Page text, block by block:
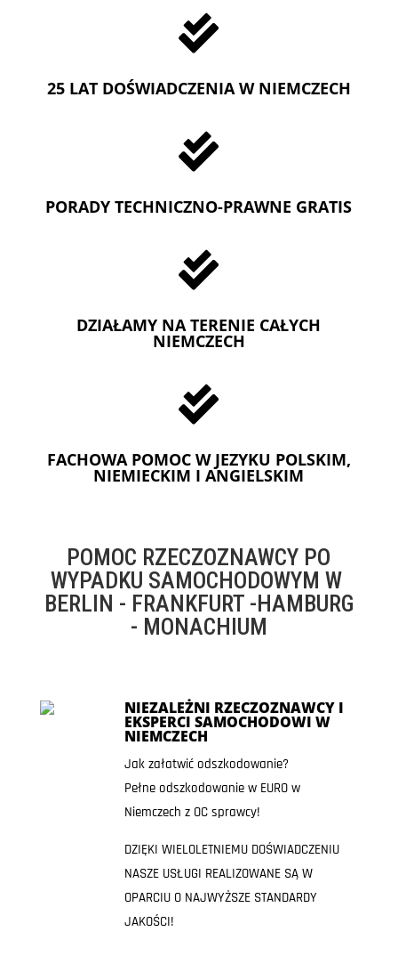

25 LAT DOŚWIADCZENIA W NIEMCZECH

PORADY TECHNICZNO-PRAWNE GRATIS

DZIAŁAMY NA TERENIE CAŁYCH
NIEMCZECH

FACHOWA POMOC W JEZYKU POLSKIM,
NIEMIECKIM I ANGIELSKIM
POMOC RZECZOZNAWCY PO
WYPADKU SAMOCHODOWYM W
BERLIN - FRANKFURT -HAMBURG
- MONACHIUM
NIEZALEŻNI RZECZOZNAWCY I
EKSPERCI SAMOCHODOWI W
NIEMCZECH
Jak załatwić odszkodowanie?
Pełne odszkodowanie w EURO w
Niemczech z OC sprawcy!
DZIĘKI WIELOLETNIEMU DOŚWIADCZENIU
NASZE USŁUGI REALIZOWANE SĄ W
OPARCIU O NAJWYŻSZE STANDARDY
JAKOŚCI!